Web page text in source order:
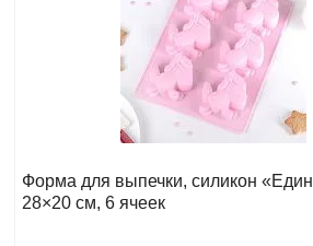
Форма для выпечки, силикон
28×20 см, 6 ячеек